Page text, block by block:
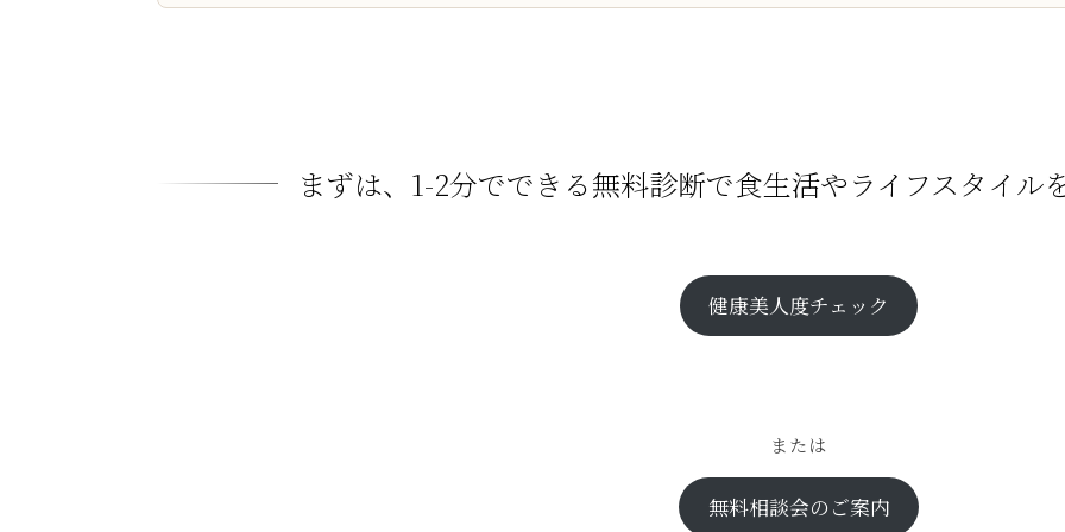
まずは、1-2分でできる無料診断で食生活やライフスタイル
健康美人度チェック
または
無料相談会のご案内